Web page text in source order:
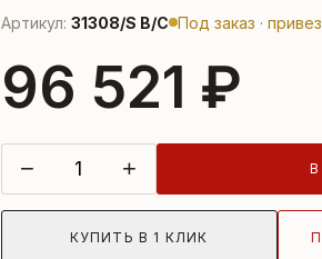
Артикул: 31308/S B/C Под заказ ·
96 521 ₽
− +
КУПИТЬ В 1 КЛИК